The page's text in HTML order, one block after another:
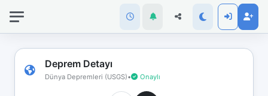
Deprem Detayı
Dünya Depremleri (USGS)• Onaylı
bağlantınız
koptu!
Çevrimdışı
moddasınız.